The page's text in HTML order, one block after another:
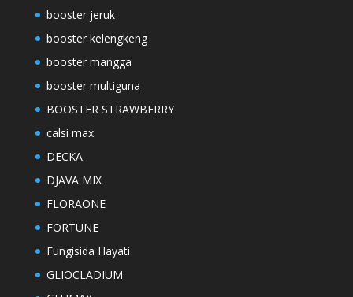
booster jeruk
booster kelengkeng
booster mangga
booster multiguna
BOOSTER STRAWBERRY
calsi max
DECKA
DJAVA MIX
FLORAONE
FORTUNE
Fungisida Hayati
GLIOCLADIUM